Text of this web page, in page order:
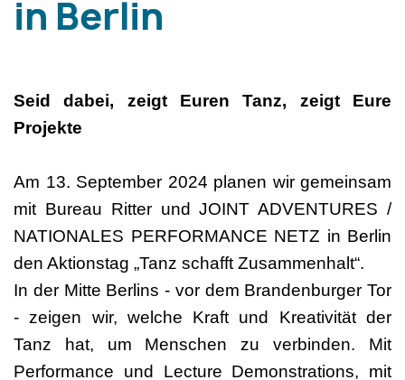
in Berlin
Seid dabei, zeigt Euren Tanz, zeigt Eure
Projekte
Am 13. September 2024 planen wir gemeinsam
mit Bureau Ritter und JOINT ADVENTURES /
NATIONALES PERFORMANCE NETZ in Berlin
den Aktionstag „Tanz schafft Zusammenhalt“.
In der Mitte Berlins - vor dem Brandenburger Tor
- zeigen wir, welche Kraft und Kreativität der
Tanz hat, um Menschen zu verbinden. Mit
Performance und Lecture Demonstrations, mit